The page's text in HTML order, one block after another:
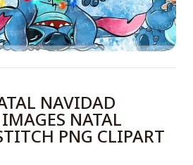
NAVIDAD
NATAL
PNG CLIPART